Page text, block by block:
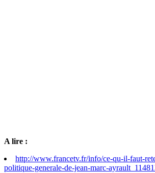
A lire :
http://www.francetv.fr/info/ce-qu-il-faut-
politique-generale-de-jean-marc-